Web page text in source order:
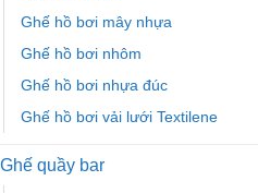
Ghế hồ bơi mây nhựa
Ghế hồ bơi nhôm
Ghế hồ bơi nhựa đúc
Ghế hồ bơi vải lưới Textilene
Ghế quầy bar